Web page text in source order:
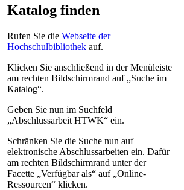
Katalog finden
Rufen Sie die Webseite der
Hochschulbibliothek auf.
Klicken Sie anschließend in der Menüleiste
am rechten Bildschirmrand auf „Suche im
Katalog“.
Geben Sie nun im Suchfeld
„Abschlussarbeit HTWK“ ein.
Schränken Sie die Suche nun auf
elektronische Abschlussarbeiten ein. Dafür
am rechten Bildschirmrand unter der
Facette „Verfügbar als“ auf „Online-
Ressourcen“ klicken.